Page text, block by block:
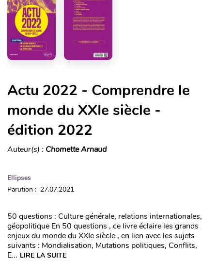
Actu 2022 - Comprendre le
monde du XXIe siècle -
édition 2022
Auteur(s) : Chomette Arnaud
Ellipses
Parution : 27.07.2021
50 questions : Culture générale, relations internationales,
géopolitique En 50 questions , ce livre éclaire les grands
enjeux du monde du XXIe siècle , en lien avec les sujets
suivants : Mondialisation, Mutations politiques, Conflits,
E... LIRE LA SUITE